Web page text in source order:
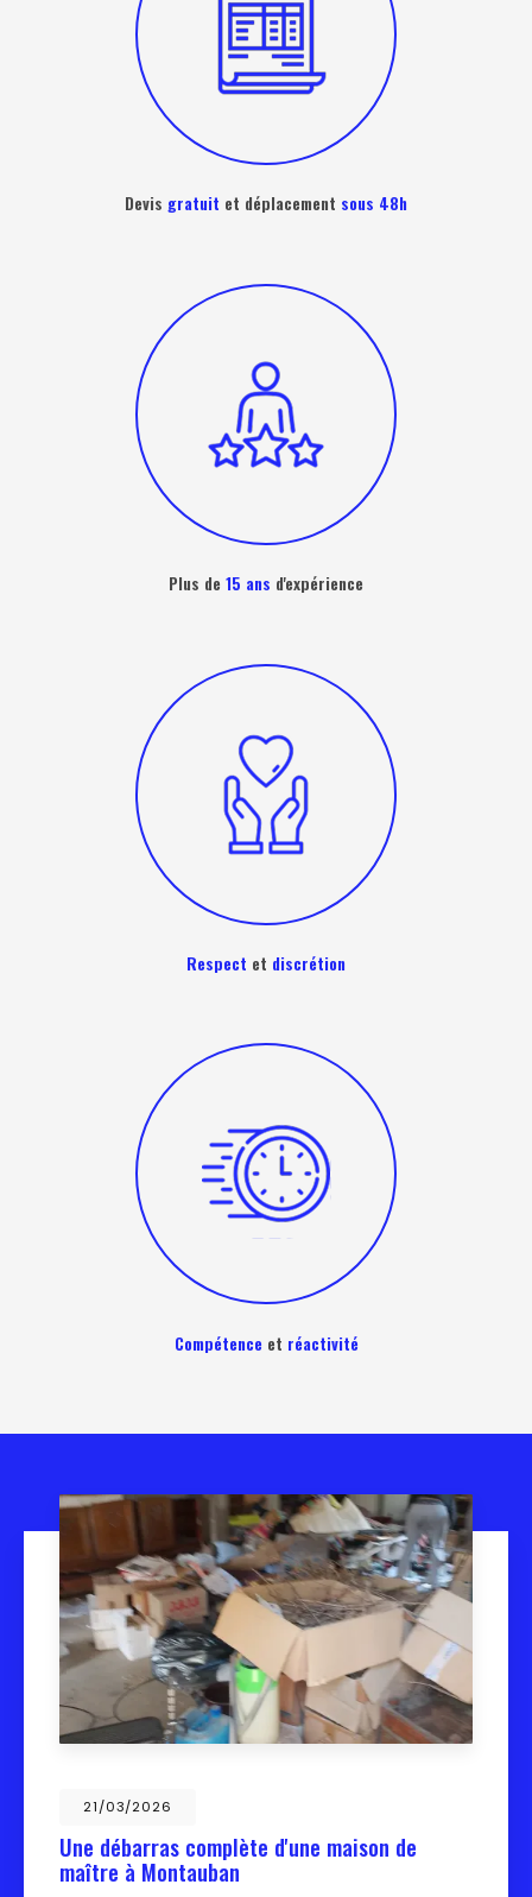
Devis gratuit et déplacement sous 48h
Plus de 15 ans d'expérience
Respect et discrétion
Compétence et réactivité
21/03/2026
Une débarras complète d'une maison de
maître à Montauban